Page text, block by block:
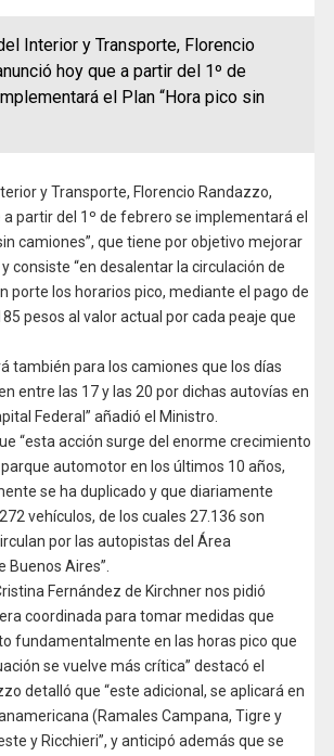
Interior y Transporte, Florencio
hoy que a partir del 1º de
el Plan “Hora pico sin
y Transporte, Florencio Randazzo,
a partir del 1º de febrero se implementará el
camiones”, que tiene por objetivo mejorar
consiste “en desalentar la circulación de
porte los horarios pico, mediante el pago de
pesos al valor actual por cada peaje que
también para los camiones que los días
entre las 17 y las 20 por dichas autovías en
Federal” añadió el Ministro.
“esta acción surge del enorme crecimiento
automotor en los últimos 10 años,
se ha duplicado y que diariamente
vehículos, de los cuales 27.136 son
por las autopistas del Área
Aires”.
Fernández de Kirchner nos pidió
coordinada para tomar medidas que
fundamentalmente en las horas pico que
se vuelve más crítica” destacó el
detalló que “este adicional, se aplicará en
(Ramales Campana, Tigre y
y Ricchieri”, y anticipó además que se